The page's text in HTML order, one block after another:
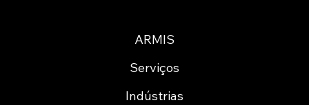
ARMIS
Serviços
Indústrias